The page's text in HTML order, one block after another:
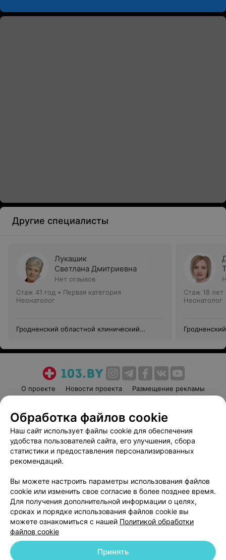
Другие специалисты
Лукашик
Светлана Дмитриевна
Нет отзывов
Стаж 41 год • Первая категория
Неонатолог
Гродненский областной клинический
Стаж 18 лет
Неонатолог
О проекте Новости проекта
Размещение рекламы
Пользовательское соглашение
Способы оплаты
Вакансии
Партнеры
Написать руководителю 103.by
Обработка персональных данных
© 2026 ООО «Артокс Лаб», УНП 191700409 | 220012, Республика Беларусь,
Обработка файлов cookie
Наш сайт использует файлы cookie для обеспечения
удобства пользователей сайта, его улучшения, сбора
статистики и предоставления персонализированных
рекомендаций.
Вы можете настроить параметры использования файлов
cookie или изменить свое согласие в более позднее время.
Для получения дополнительной информации о целях,
сроках и порядке использования файлов cookie вы
можете ознакомиться с нашей Политикой обработки
файлов cookie
Принять